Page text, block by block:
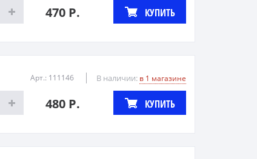
470 Р. КУПИТЬ
Арт.: 111146 В наличии: в 1 магазине
480 Р. КУПИТЬ